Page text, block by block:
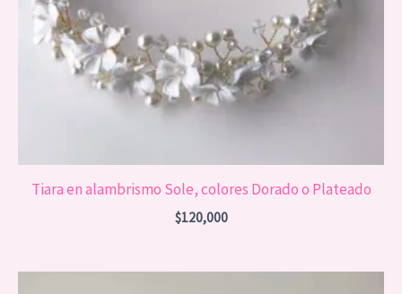
Tiara en alambrismo Sole, colores Dorado o Plateado
$120,000